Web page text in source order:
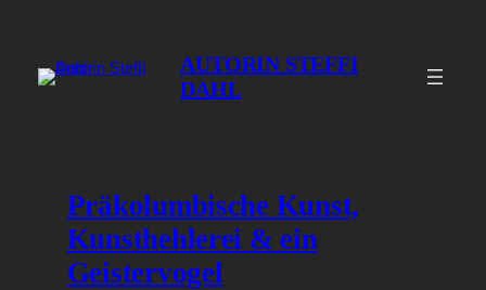
springen
AUTORIN STEFFI
DAHL
Präkolumbische Kunst,
Kunsthehlerei & ein
Geistervogel